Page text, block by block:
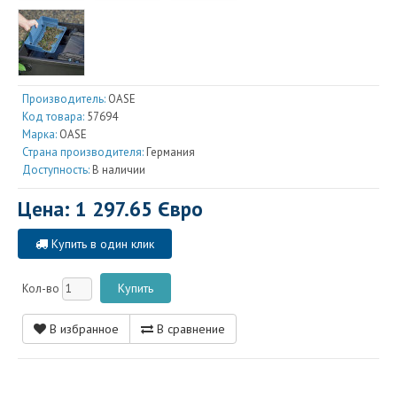
Производитель: OASE
Код товара: 57694
Марка: OASE
Страна производителя: Германия
Доступность: В наличии
Цена: 1 297.65 Євро
Купить в один клик
Кол-во
В избранное В сравнение